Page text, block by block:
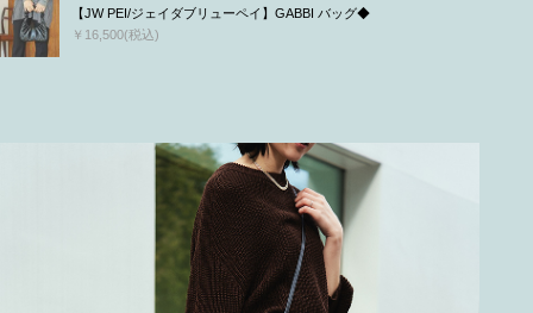
【JW PEI/ジェイダブリューペイ】GABBI バッグ◆
￥16,500(税込)